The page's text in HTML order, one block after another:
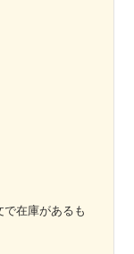
で在庫があるも